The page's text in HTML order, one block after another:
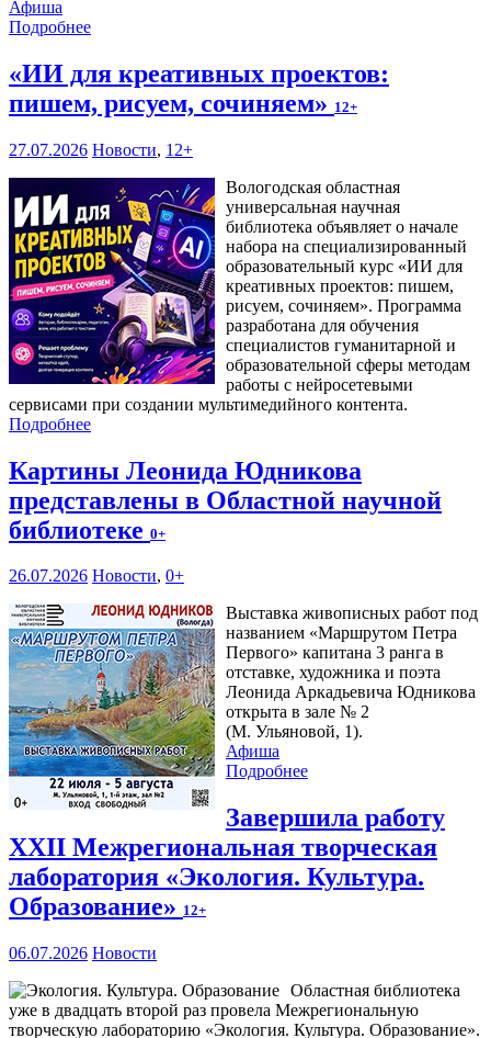
Афиша
Подробнее
«ИИ для креативных проектов:
пишем, рисуем, сочиняем» 12+
27.07.2026 Новости, 12+
Вологодская областная
универсальная научная
библиотека объявляет о начале
набора на специализированный
образовательный курс «ИИ для
креативных проектов: пишем,
рисуем, сочиняем». Программа
разработана для обучения
специалистов гуманитарной и
образовательной сферы методам
работы с нейросетевыми
сервисами при создании мультимедийного контента.
Подробнее
Картины Леонида Юдникова
представлены в Областной научной
библиотеке 0+
26.07.2026 Новости, 0+
Выставка живописных работ под
названием «Маршрутом Петра
Первого» капитана 3 ранга в
отставке, художника и поэта
Леонида Аркадьевича Юдникова
открыта в зале № 2
(М. Ульяновой, 1).
Афиша
Подробнее
Завершила работу
XXII Межрегиональная творческая
лаборатория «Экология. Культура.
Образование» 12+
06.07.2026 Новости
Областная библиотека
уже в двадцать второй раз провела Межрегиональную
творческую лабораторию «Экология. Культура. Образование».